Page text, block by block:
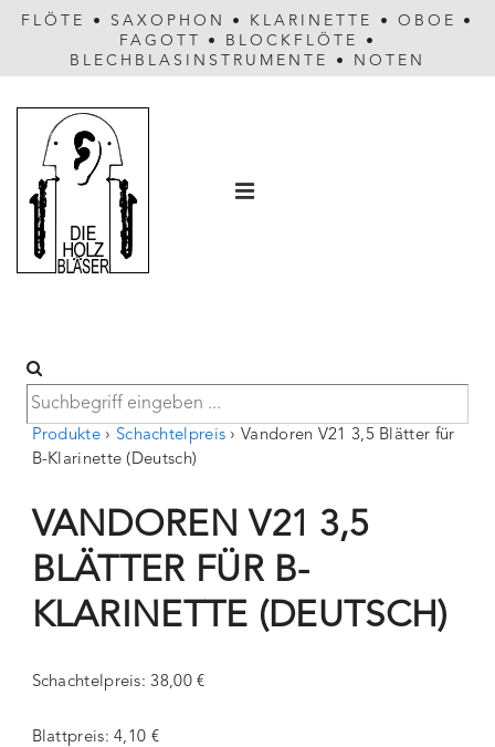
FLÖTE • SAXOPHON • KLARINETTE • OBOE
•
FAGOTT
• BLOCKFLÖTE
•
BLECHBLASINSTRUMENTE
• NOTEN
Produkte › Schachtelpreis › Vandoren V21 3,5 Blätter für
B-Klarinette (Deutsch)
VANDOREN V21 3,5
BLÄTTER FÜR B-
KLARINETTE (DEUTSCH)
Schachtelpreis: 38,00 €
Blattpreis: 4,10 €